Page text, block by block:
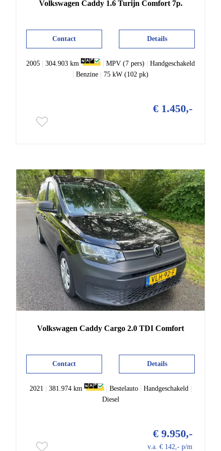
Volkswagen Caddy 1.6 Turijn Comfort 7p.
Details
Contact
2005 | 304.903 km | MPV (7 pers) | Handgeschakeld
| Benzine | 75 kW (102 pk)
€ 1.450,-
Volkswagen Caddy Cargo 2.0 TDI Comfort
Details
Contact
2021 381.974 km Bestelauto| Handgeschakeld|
Diesel
€ 9.950,-
v.a. € 142,- p/m